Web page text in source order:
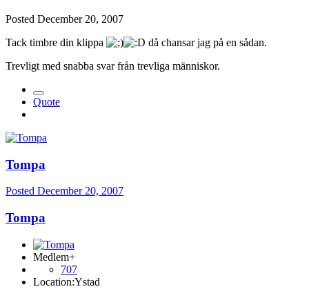
Posted December 20, 2007
Tack timbre din klippa
då chansar jag på en sådan.
Trevligt med snabba svar från trevliga människor.
Quote
Tompa
Posted December 20, 2007
Tompa
Medlem+
707
Location:Ystad